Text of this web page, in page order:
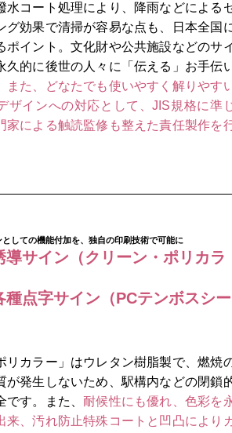
水コート処理により、降雨などによる
グ効果で清掃が容易な点も、日本全国
ポイント。文化財や公共施設などのサ
久的に後世の人々に「伝える」お手伝
また、どなたでも使いやすく解りやす
ザインへの対応として、JIS規格に準
家による触読監修も整えた責任製作を
としての機能付加を、独自の印刷技術で可能に
導サイン（クリーン・ポリカラ
種点字サイン（PCテンボスシー
リカラー」はウレタン樹脂製で、燃焼
が発生しないため、駅構内などの閉鎖
です。また、耐候性にも優れ、色彩を
来、汚れ防止特殊コートと凹凸により